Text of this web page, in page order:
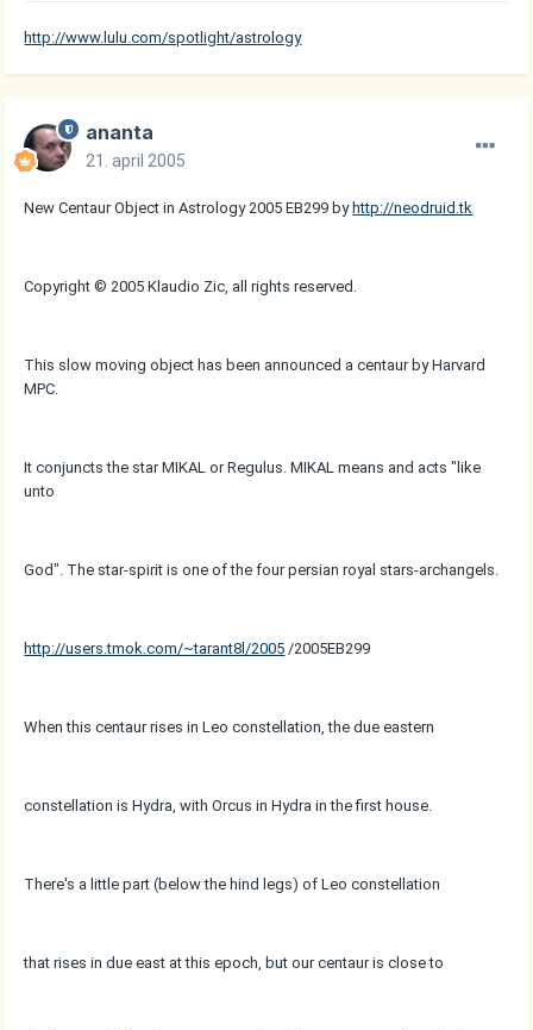
http://www.lulu.com/spotlight/astrology
ananta
21. april 2005
New Centaur Object in Astrology 2005 EB299 by http://neodruid.tk
Copyright © 2005 Klaudio Zic, all rights reserved.
This slow moving object has been announced a centaur by Harvard
MPC.
It conjuncts the star MIKAL or Regulus. MIKAL means and acts "like
unto
God". The star-spirit is one of the four persian royal stars-archangels.
http://users.tmok.com/~tarant8l/2005 /2005EB299
When this centaur rises in Leo constellation, the due eastern
constellation is Hydra, with Orcus in Hydra in the first house.
There's a little part (below the hind legs) of Leo constellation
that rises in due east at this epoch, but our centaur is close to